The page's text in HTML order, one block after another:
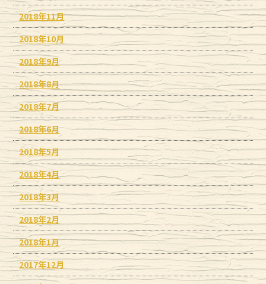
2018年11月
2018年10月
2018年9月
2018年8月
2018年7月
2018年6月
2018年5月
2018年4月
2018年3月
2018年2月
2018年1月
2017年12月